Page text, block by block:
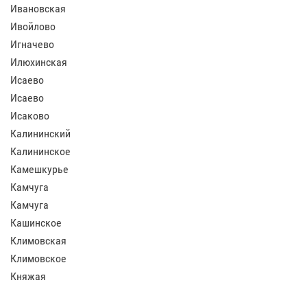
Ивановская
Ивойлово
Игначево
Илюхинская
Исаево
Исаево
Исаково
Калининский
Калининское
Камешкурье
Камчуга
Камчуга
Кашинское
Климовская
Климовское
Княжая